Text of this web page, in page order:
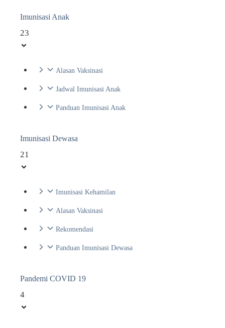
Imunisasi Anak
23
Alasan Vaksinasi
Jadwal Imunisasi Anak
Panduan Imunisasi Anak
Imunisasi Dewasa
21
Imunisasi Kehamilan
Alasan Vaksinasi
Rekomendasi
Panduan Imunisasi Dewasa
Pandemi COVID 19
4